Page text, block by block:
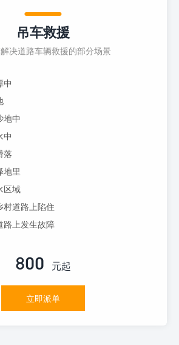
吊车救援
决道路车辆救援的部分场景
中
地中
中
落
地里
区域
村道路上陷住
路上发生故障
800 元起
立即派单